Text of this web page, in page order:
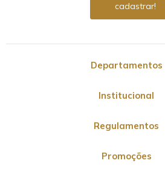
Departamentos
Institucional
Regulamentos
Promoções